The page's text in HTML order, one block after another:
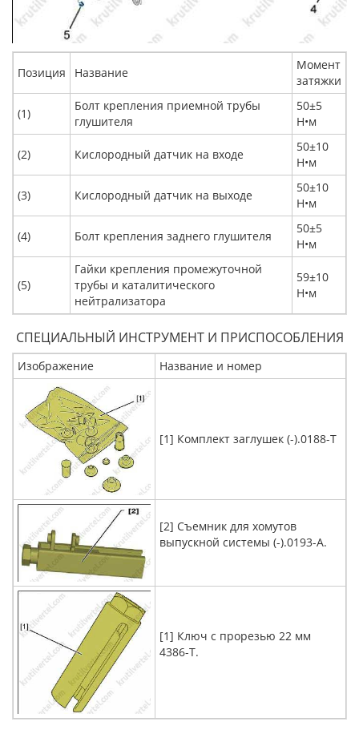
Позиция Название
Момент
затяжки
(1)
Болт крепления приемной трубы
глушителя
50±5
Н•м
(2) Кислородный датчик на входе
50±10
Н•м
(3) Кислородный датчик на выходе
50±10
Н•м
(4) Болт крепления заднего глушителя
50±5
Н•м
(5)
Гайки крепления промежуточной
трубы и каталитического
нейтрализатора
59±10
Н•м
СПЕЦИАЛЬНЫЙ ИНСТРУМЕНТ И ПРИСПОСОБЛЕНИЯ
Изображение Название и номер
[1] Комплект заглушек (-).0188-T
[2] Съемник для хомутов
выпускной системы (-).0193-A.
[1] Ключ с прорезью 22 мм
4386-T.